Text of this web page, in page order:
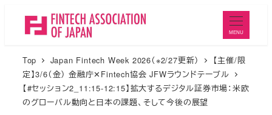
MENU
Top Japan Fintech Week 2026（※2/27更新）
【主催/限
定】3/6（金） 金融庁✕Fintech協会 JFWラウンドテーブル
【#セッション2_11:15-12:15】拡大するデジタル証券市場：米欧
のグローバル動向と日本の課題、そして今後の展望